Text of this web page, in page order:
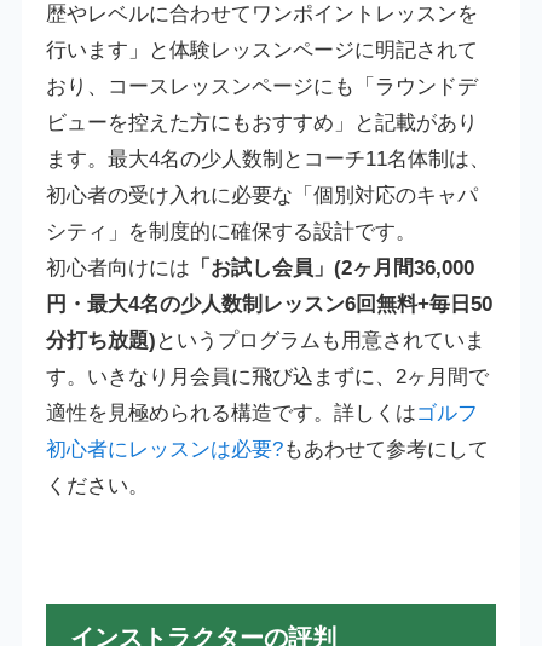
歴やレベルに合わせてワンポイントレッスンを
行います」と体験レッスンページに明記されて
おり、コースレッスンページにも「ラウンドデ
ビューを控えた方にもおすすめ」と記載があり
ます。最大4名の少人数制とコーチ11名体制は、
初心者の受け入れに必要な「個別対応のキャパ
シティ」を制度的に確保する設計です。
初心者向けには 「お試し会員」(2ヶ月間36,000
円・最大4名の少人数制レッスン6回無料+毎日50
分打ち放題) というプログラムも用意されていま
す。いきなり月会員に飛び込まずに、2ヶ月間で
適性を見極められる構造です。詳しくはゴルフ
初心者にレッスンは必要?もあわせて参考にして
ください。
インストラクターの評判